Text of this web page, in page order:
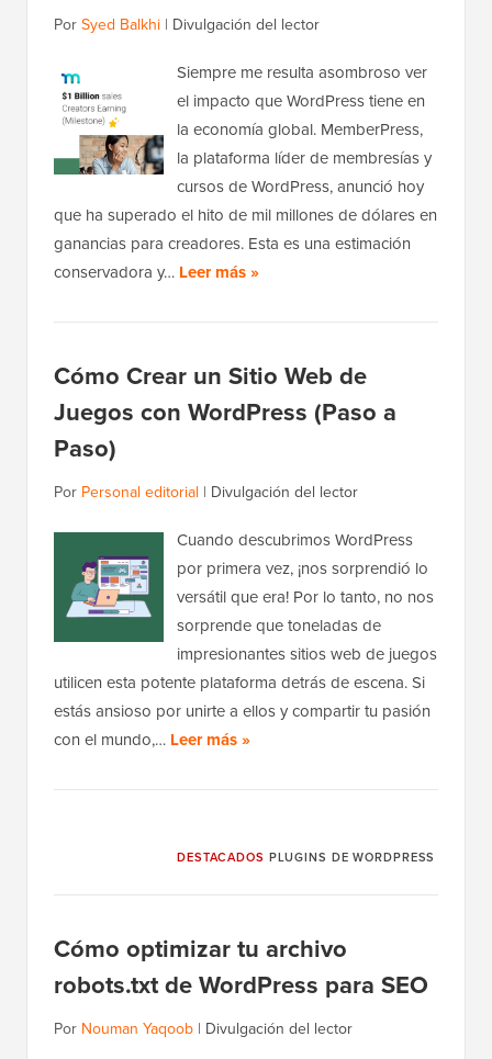
Por Syed Balkhi | Divulgación del lector
Siempre me resulta asombroso ver
el impacto que WordPress tiene en
la economía global. MemberPress,
la plataforma líder de membresías y
cursos de WordPress, anunció hoy
que ha superado el hito de mil millones de dólares en
ganancias para creadores. Esta es una estimación
conservadora y… Leer más »
Cómo Crear un Sitio Web de
Juegos con WordPress (Paso a
Paso)
Por Personal editorial | Divulgación del lector
Cuando descubrimos WordPress
por primera vez, ¡nos sorprendió lo
versátil que era! Por lo tanto, no nos
sorprende que toneladas de
impresionantes sitios web de juegos
utilicen esta potente plataforma detrás de escena. Si
estás ansioso por unirte a ellos y compartir tu pasión
con el mundo,… Leer más »
DESTACADOS PLUGINS DE WORDPRESS
Cómo optimizar tu archivo
robots.txt de WordPress para SEO
Por Nouman Yaqoob | Divulgación del lector